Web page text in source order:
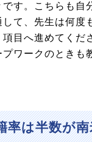
です。こちらも自
して、先生は何度
項目へ進めてくだ
プワークのときも
率は半数が